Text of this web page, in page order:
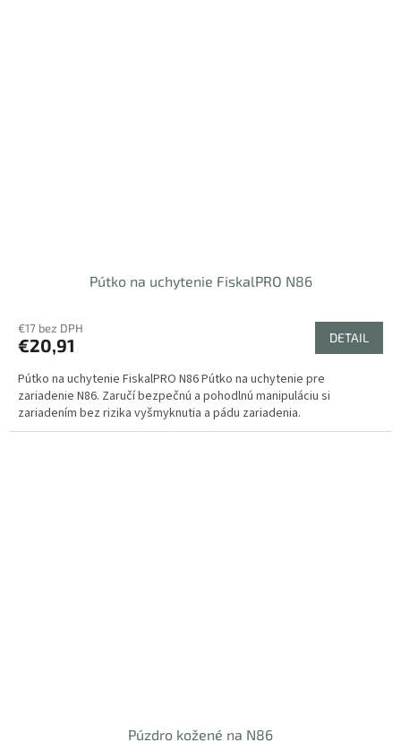
Pútko na uchytenie FiskalPRO N86
€17 bez DPH
€20,91 DETAIL
Pútko na uchytenie FiskalPRO N86 Pútko na uchytenie pre
zariadenie N86. Zaručí bezpečnú a pohodlnú manipuláciu si
zariadením bez rizika vyšmyknutia a pádu zariadenia.
Púzdro kožené na N86